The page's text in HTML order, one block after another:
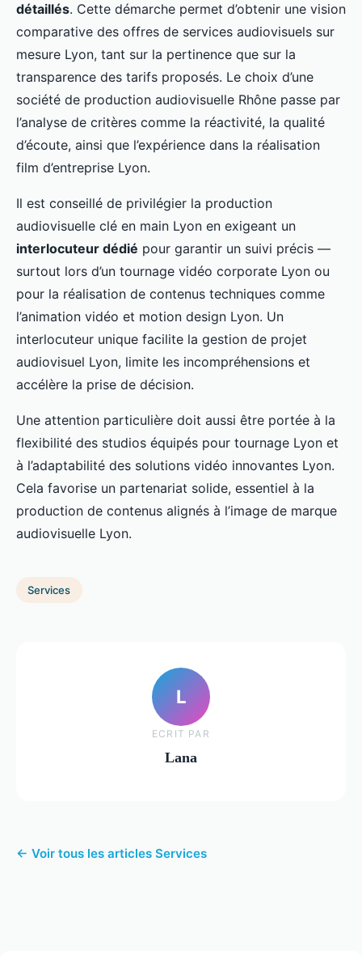
détaillés. Cette démarche permet d’obtenir une vision
comparative des offres de services audiovisuels sur
mesure Lyon, tant sur la pertinence que sur la
transparence des tarifs proposés. Le choix d’une
société de production audiovisuelle Rhône passe par
l’analyse de critères comme la réactivité, la qualité
d’écoute, ainsi que l’expérience dans la réalisation
film d’entreprise Lyon.
Il est conseillé de privilégier la production
audiovisuelle clé en main Lyon en exigeant un
interlocuteur dédié pour garantir un suivi précis —
surtout lors d’un tournage vidéo corporate Lyon ou
pour la réalisation de contenus techniques comme
l’animation vidéo et motion design Lyon. Un
interlocuteur unique facilite la gestion de projet
audiovisuel Lyon, limite les incompréhensions et
accélère la prise de décision.
Une attention particulière doit aussi être portée à la
flexibilité des studios équipés pour tournage Lyon et
à l’adaptabilité des solutions vidéo innovantes Lyon.
Cela favorise un partenariat solide, essentiel à la
production de contenus alignés à l’image de marque
audiovisuelle Lyon.
Services
L
ECRIT PAR
Lana
← Voir tous les articles Services